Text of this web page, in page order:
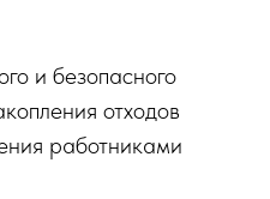
и безопасного
отходов
работниками